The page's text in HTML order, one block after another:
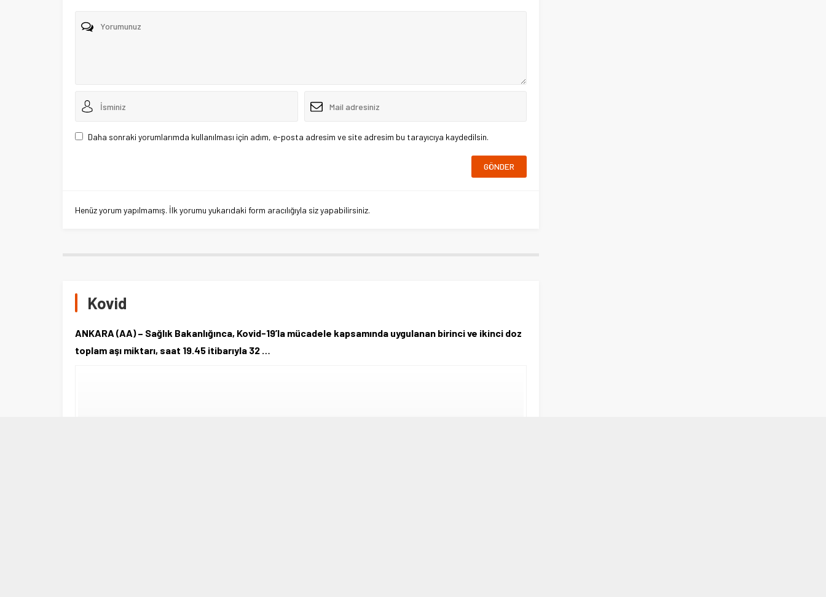
Daha sonraki yorumlarımda kullanılması için adım, e-posta adresim ve site adresim bu tarayıcıya kaydedilsin.
Henüz yorum yapılmamış. İlk yorumu yukarıdaki form aracılığıyla siz yapabilirsiniz.
Kovid
ANKARA (AA) – Sağlık Bakanlığınca, Kovid-19’la mücadele kapsamında uygulanan birinci ve ikinci doz
toplam aşı miktarı, saat 19.45 itibarıyla 32 …